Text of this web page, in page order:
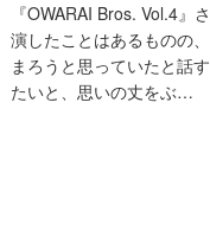
『OWARAI Bros. Vol.4
演したことはあるものの
まろうと思っていたと話
たいと、思いの丈をぶ…